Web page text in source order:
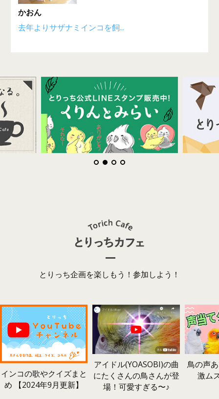
かおん
去年よりサザナミインコを飼...
とりっち企画を楽しもう！参加しよう！
インコの歌やクイズまと
め 【2024年9月更新】
アイドル(YOASOBI)の曲
にたくさんの鳥さんが登
場！可愛すぎる〜♪
鳥の声
激ム